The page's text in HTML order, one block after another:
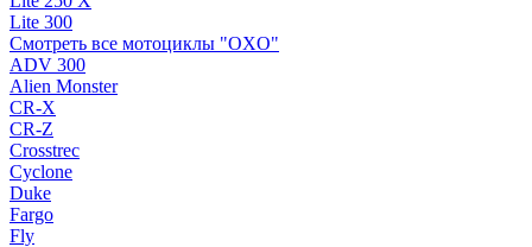
Lite 300
Смотреть все мотоциклы "OXO"
ADV 300
Alien Monster
CR-X
CR-Z
Crosstrec
Cyclone
Duke
Fargo
Fly